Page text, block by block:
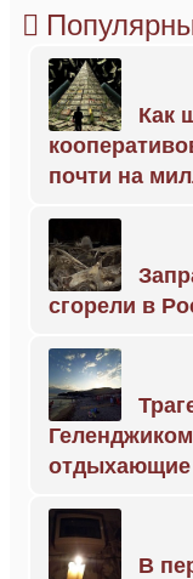
Как
почти на
сгорели в
отдыхающие
В